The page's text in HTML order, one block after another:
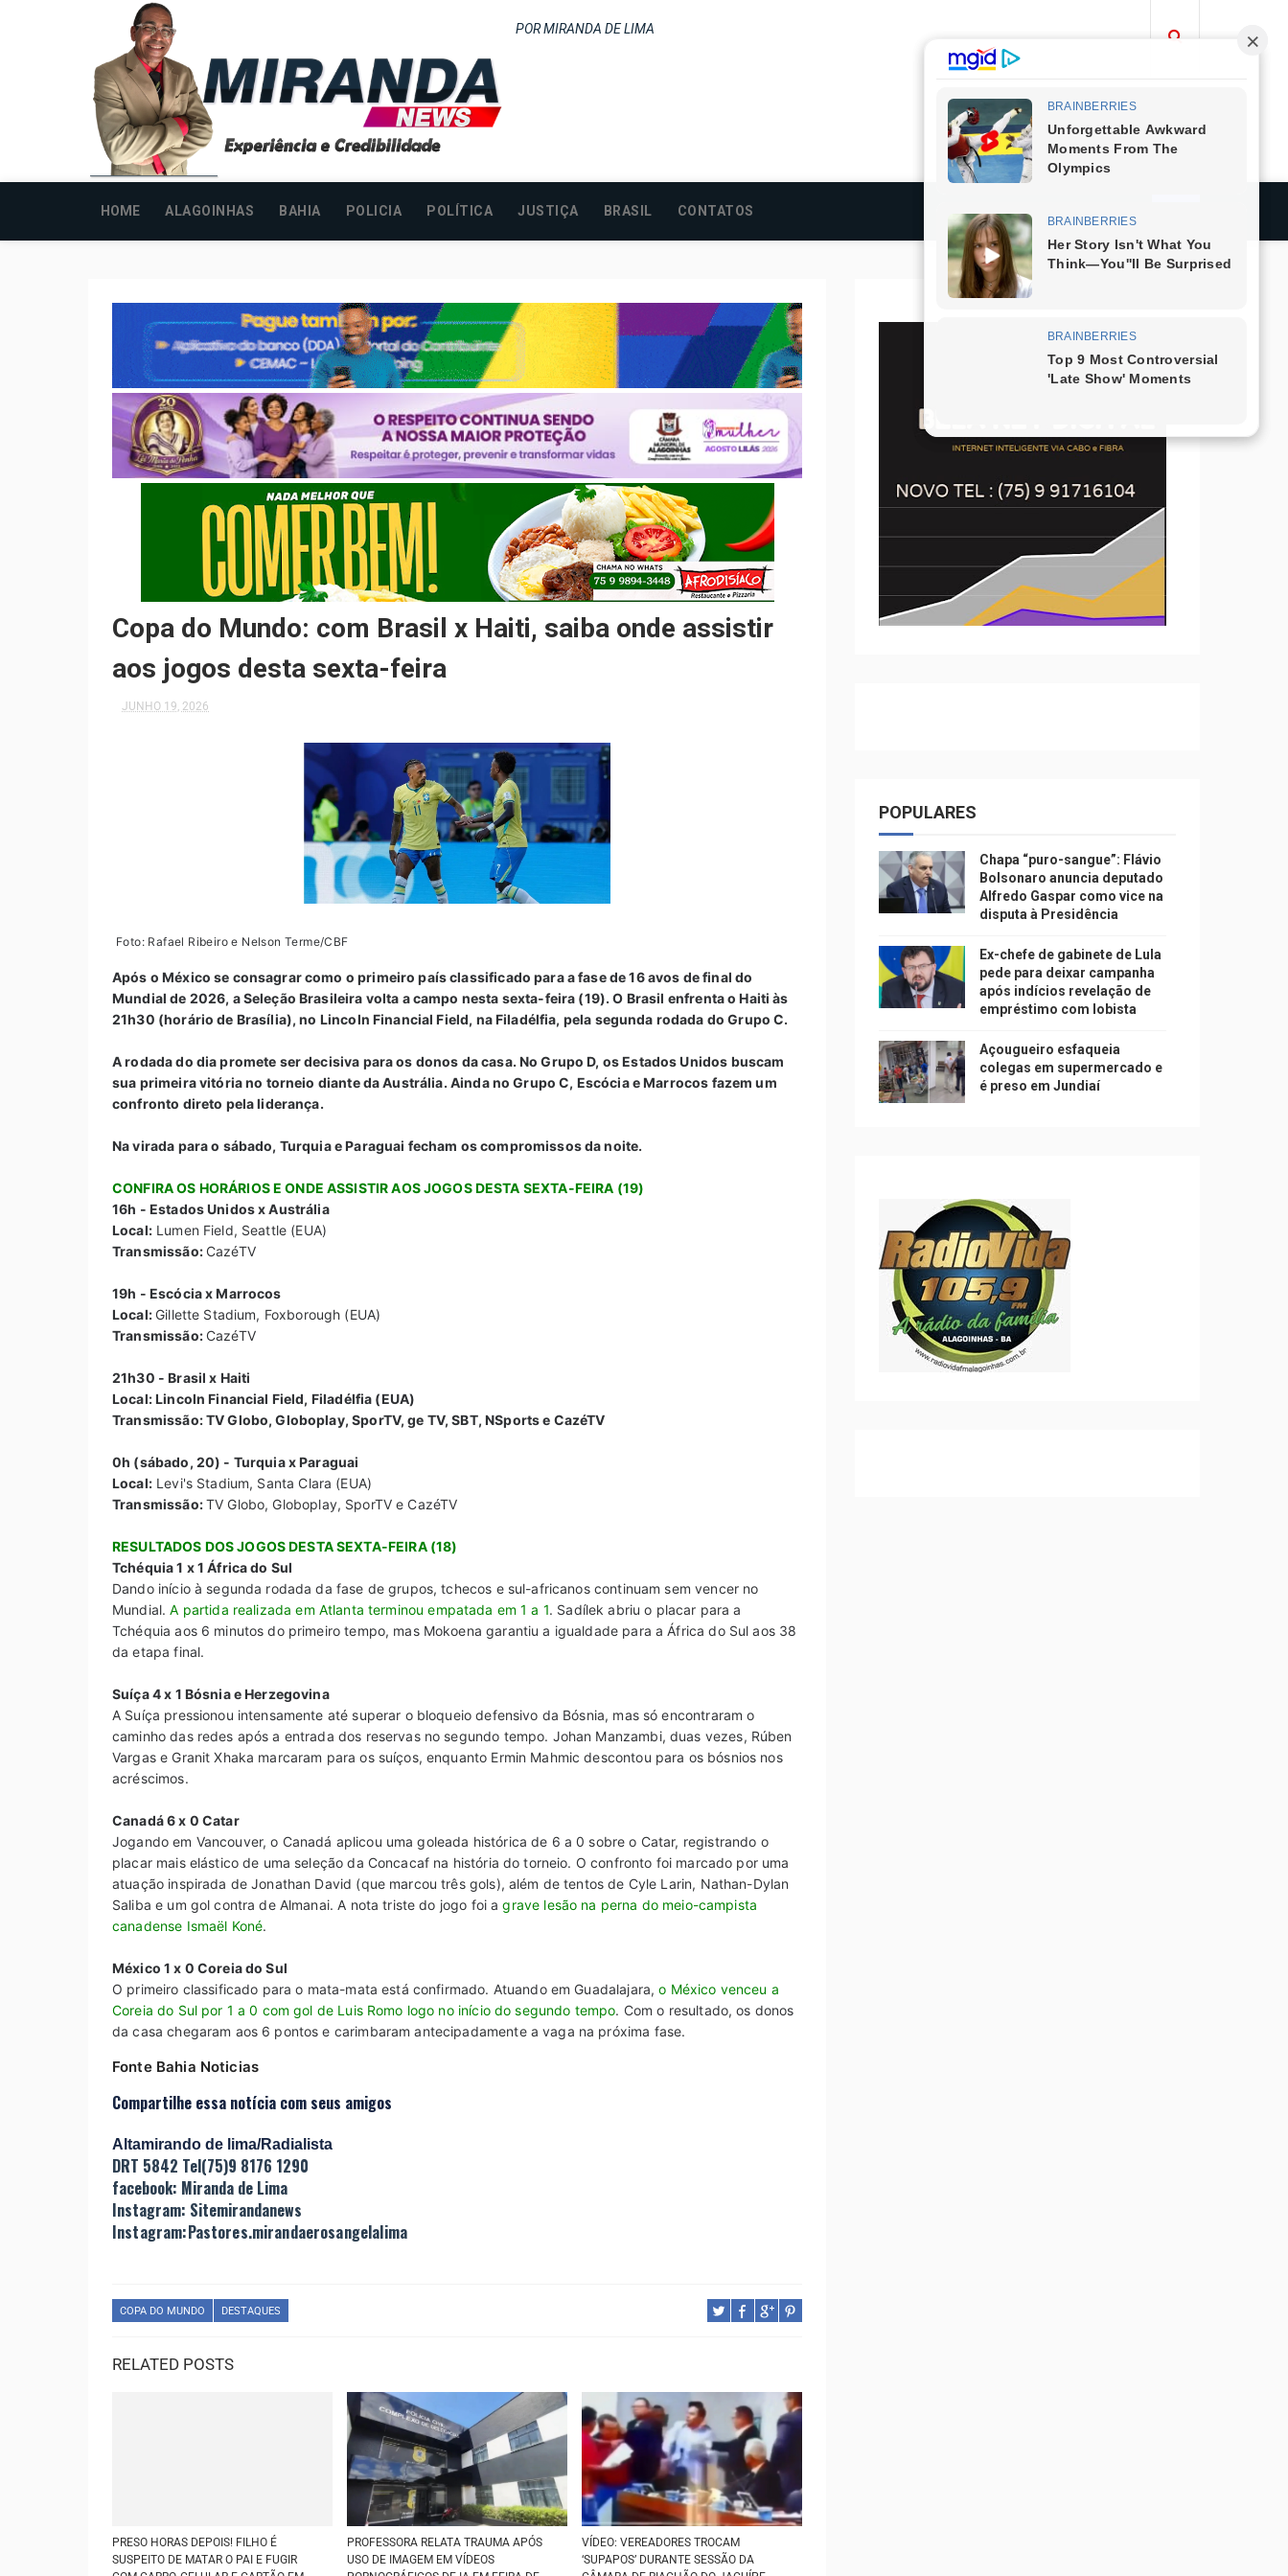
POR MIRANDA DE LIMA
HOME ALAGOINHAS BAHIA POLICIA POLÍTICA JUSTIÇA BRASIL CONTATOS
Copa do Mundo: com Brasil x Haiti, saiba onde assistir
aos jogos desta sexta-feira
JUNHO 19, 2026
Foto: Rafael Ribeiro e Nelson Terme/CBF
Após o México se consagrar como o primeiro país classificado para a fase de 16 avos de final do
Mundial de 2026, a Seleção Brasileira volta a campo nesta sexta-feira (19). O Brasil enfrenta o Haiti às
21h30 (horário de Brasília), no Lincoln Financial Field, na Filadélfia, pela segunda rodada do Grupo C.
A rodada do dia promete ser decisiva para os donos da casa. No Grupo D, os Estados Unidos buscam
sua primeira vitória no torneio diante da Austrália. Ainda no Grupo C, Escócia e Marrocos fazem um
confronto direto pela liderança.
Na virada para o sábado, Turquia e Paraguai fecham os compromissos da noite.
CONFIRA OS HORÁRIOS E ONDE ASSISTIR AOS JOGOS DESTA SEXTA-FEIRA (19)
16h - Estados Unidos x Austrália
Local:Lumen Field, Seattle (EUA)
Transmissão: CazéTV
19h - Escócia x Marrocos
Local: Gillette Stadium, Foxborough (EUA)
Transmissão: CazéTV
21h30 - Brasil x Haiti
Local: Lincoln Financial Field, Filadélfia (EUA)
Transmissão: TV Globo, Globoplay, SporTV, ge TV, SBT, NSports e CazéTV
0h (sábado, 20) - Turquia x Paraguai
Local:Levi's Stadium, Santa Clara (EUA)
Transmissão:TV Globo, Globoplay, SporTV e CazéTV
RESULTADOS DOS JOGOS DESTA SEXTA-FEIRA (18)
Tchéquia 1 x 1 África do Sul
Dando início à segunda rodada da fase de grupos, tchecos e sul-africanos continuam sem vencer no
Mundial.A partida realizada em Atlanta terminou empatada em 1 a 1. Sadílek abriu o placar para a
Tchéquia aos 6 minutos do primeiro tempo, mas Mokoena garantiu a igualdade para a África do Sul aos 38
da etapa final.
Suíça 4 x 1 Bósnia e Herzegovina
A Suíça pressionou intensamente até superar o bloqueio defensivo da Bósnia, mas só encontraram o
caminho das redes após a entrada dos reservas no segundo tempo. Johan Manzambi, duas vezes, Rúben
Vargas e Granit Xhaka marcaram para os suíços, enquanto Ermin Mahmic descontou para os bósnios nos
acréscimos.
Canadá 6 x 0 Catar
Jogando em Vancouver, o Canadá aplicou uma goleada histórica de 6 a 0 sobre o Catar, registrando o
placar mais elástico de uma seleção da Concacaf na história do torneio. O confronto foi marcado por uma
atuação inspirada de Jonathan David (que marcou três gols), além de tentos de Cyle Larin, Nathan-Dylan
Saliba e um gol contra de Almanai. A nota triste do jogo foi agrave lesão na perna do meio-campista
canadense Ismaël Koné.
México 1 x 0 Coreia do Sul
O primeiro classificado para o mata-mata está confirmado. Atuando em Guadalajara,o México venceu a
Coreia do Sul por 1 a 0 com gol de Luis Romo logo no início do segundo tempo. Com o resultado, os donos
da casa chegaram aos 6 pontos e carimbaram antecipadamente a vaga na próxima fase.
Fonte Bahia Noticias
Compartilhe essa notícia com seus amigos
Altamirando de lima/Radialista
DRT 5842 Tel(75)9 8176 1290
facebook: Miranda de Lima
Instagram: Sitemirandanews
Instagram:Pastores.mirandaerosangelalima
COPA DO MUNDO DESTAQUES
RELATED POSTS
PRESO HORAS DEPOIS! FILHO É
SUSPEITO DE MATAR O PAI E FUGIR
PROFESSORA RELATA TRAUMA APÓS
USO DE IMAGEM EM VÍDEOS
VÍDEO: VEREADORES TROCAM
‘SUPAPOS’ DURANTE SESSÃO DA
POPULARES
Chapa “puro-sangue”: Flávio
Bolsonaro anuncia deputado
Alfredo Gaspar como vice na
disputa à Presidência
Ex-chefe de gabinete de Lula
pede para deixar campanha
após indícios revelação de
empréstimo com lobista
Açougueiro esfaqueia
colegas em supermercado e
é preso em Jundiaí